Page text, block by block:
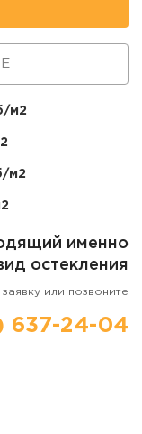
м2
м2
именно
остекления
заявку или позвоните
637-24-04